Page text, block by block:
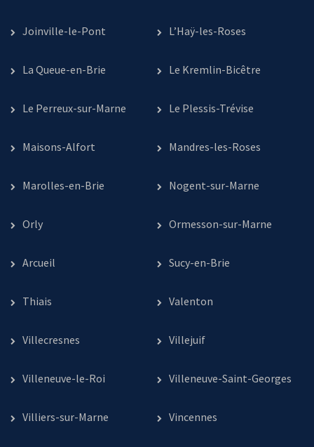
Joinville-le-Pont L’Haÿ-les-Roses
La Queue-en-Brie Le Kremlin-Bicêtre
Le Perreux-sur-Marne Le Plessis-Trévise
Maisons-Alfort Mandres-les-Roses
Marolles-en-Brie Nogent-sur-Marne
Orly Ormesson-sur-Marne
Arcueil Sucy-en-Brie
Thiais Valenton
Villecresnes Villejuif
Villeneuve-le-Roi Villeneuve-Saint-Georges
Villiers-sur-Marne Vincennes